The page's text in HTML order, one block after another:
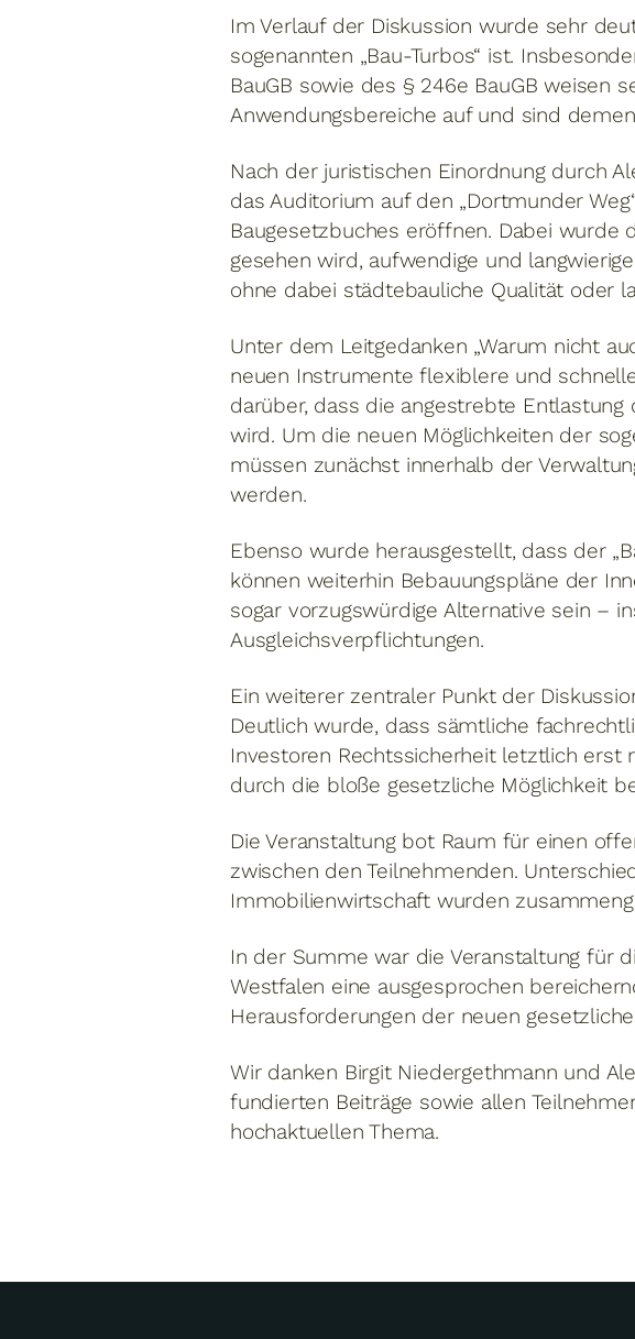
Im Verlauf der Diskussion wurde sehr
sogenannten „Bau-Turbos“ ist.
BauGB sowie des § 246e BauGB weisen
Anwendungsbereiche auf und sind
Nach der juristischen Einordnung durch
das Auditorium auf den „Dortmunder
Baugesetzbuches eröffnen. Dabei wurde
gesehen wird, aufwendige und
ohne dabei städtebauliche Qualität oder
Unter dem Leitgedanken „Warum nicht
neuen Instrumente flexiblere und
darüber, dass die angestrebte
wird. Um die neuen Möglichkeiten der
müssen zunächst innerhalb der
werden.
Ebenso wurde herausgestellt, dass der
können weiterhin Bebauungspläne der
sogar vorzugswürdige Alternative sein –
Ausgleichsverpflichtungen.
Ein weiterer zentraler Punkt der
Deutlich wurde, dass sämtliche
Investoren Rechtssicherheit letztlich erst
durch die bloße gesetzliche Möglichkeit
Die Veranstaltung bot Raum für einen
zwischen den Teilnehmenden.
Immobilienwirtschaft wurden
In der Summe war die Veranstaltung für
Westfalen eine ausgesprochen
Herausforderungen der neuen
Wir danken Birgit Niedergethmann und
fundierten Beiträge sowie allen
hochaktuellen Thema.